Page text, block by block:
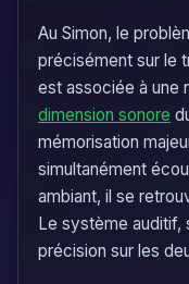
Au Simon, le
précisément sur le
est associée à une
dimension sonore
mémorisation
simultanément
ambiant, il se
Le système auditif,
précision sur les